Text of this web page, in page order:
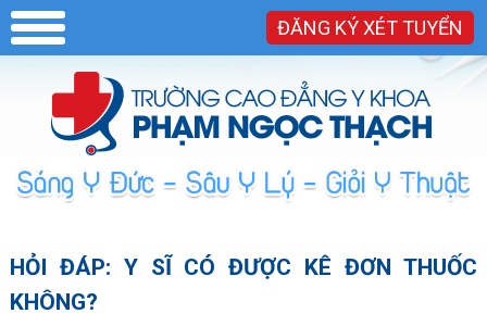
ĐĂNG KÝ XÉT TUYỂN
HỎI ĐÁP: Y SĨ CÓ ĐƯỢC KÊ ĐƠN THUỐC
KHÔNG?